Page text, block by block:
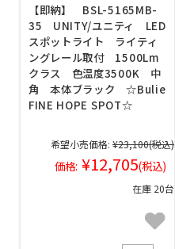
【即納】 BSL-5165MB-
35 UNITY/ユニティ LED
スポットライト ライティ
ングレール取付 1500Lm
クラス 色温度3500K 中
角 本体ブラック ☆Bulie
FINE HOPE SPOT☆
希望小売価格: ¥23,100(税込)
価格: ¥12,705(税込)
在庫 20台